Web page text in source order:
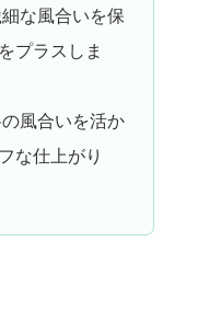
な風合いを保
プラスしま
風合いを活か
な仕上がり